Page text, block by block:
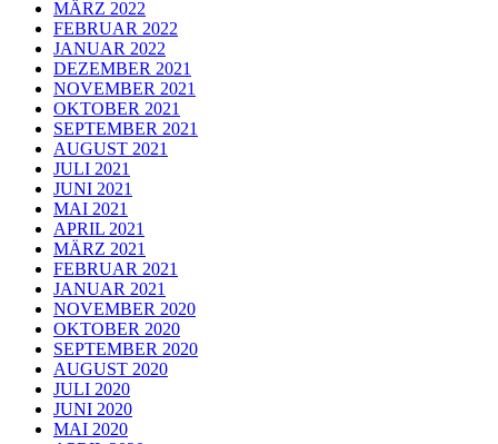
MÄRZ 2022
FEBRUAR 2022
JANUAR 2022
DEZEMBER 2021
NOVEMBER 2021
OKTOBER 2021
SEPTEMBER 2021
AUGUST 2021
JULI 2021
JUNI 2021
MAI 2021
APRIL 2021
MÄRZ 2021
FEBRUAR 2021
JANUAR 2021
NOVEMBER 2020
OKTOBER 2020
SEPTEMBER 2020
AUGUST 2020
JULI 2020
JUNI 2020
MAI 2020